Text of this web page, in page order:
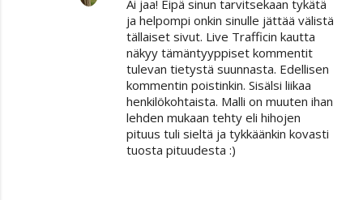
Ai jaa! Eipä sinun tarvitsekaan tykätä
ja helpompi onkin sinulle jättää välistä
tällaiset sivut. Live Trafficin kautta
näkyy tämäntyyppiset kommentit
tulevan tietystä suunnasta. Edellisen
kommentin poistinkin. Sisälsi liikaa
henkilökohtaista. Malli on muuten ihan
lehden mukaan tehty eli hihojen
pituus tuli sieltä ja tykkäänkin kovasti
tuosta pituudesta :)